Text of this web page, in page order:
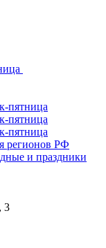
пятница
пятница
пятница
регионов РФ
и праздники
3